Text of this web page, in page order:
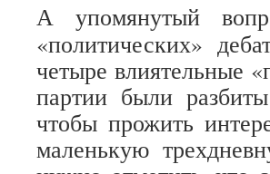
А упомянутый
«политических»
четыре влиятельные
партии были
чтобы прожить
маленькую